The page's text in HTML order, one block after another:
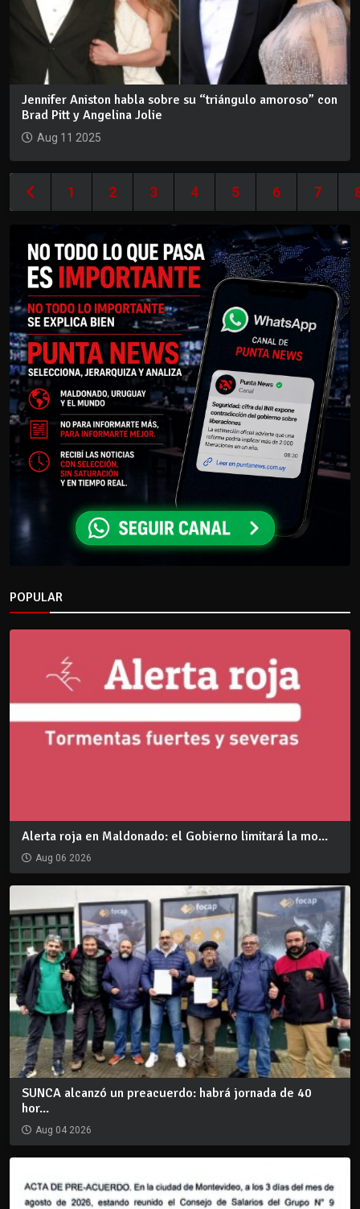
Jennifer Aniston habla sobre su “triángulo amoroso” con
Brad Pitt y Angelina Jolie
Aug 11 2025
1 2 3 4 5 6 7
POPULAR
Alerta roja en Maldonado: el Gobierno limitará la mo...
Aug 06 2026
SUNCA alcanzó un preacuerdo: habrá jornada de 40
hor...
Aug 04 2026